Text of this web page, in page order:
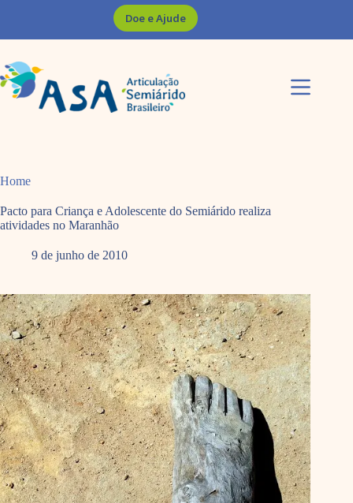
Doe e Ajude
Home
Pacto para Criança e Adolescente do Semiárido realiza
atividades no Maranhão
9 de junho de 2010